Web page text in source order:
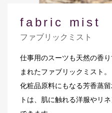
fabric mist
ファブリックミスト
仕事用のスーツも天然の香
まれたファブリックミスト。
化粧品原料にもなる芳香蒸
トは、肌に触れる洋服やリ